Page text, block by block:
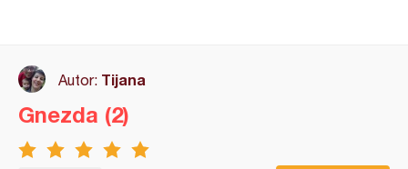
Autor: Tijana
Gnezda (2)